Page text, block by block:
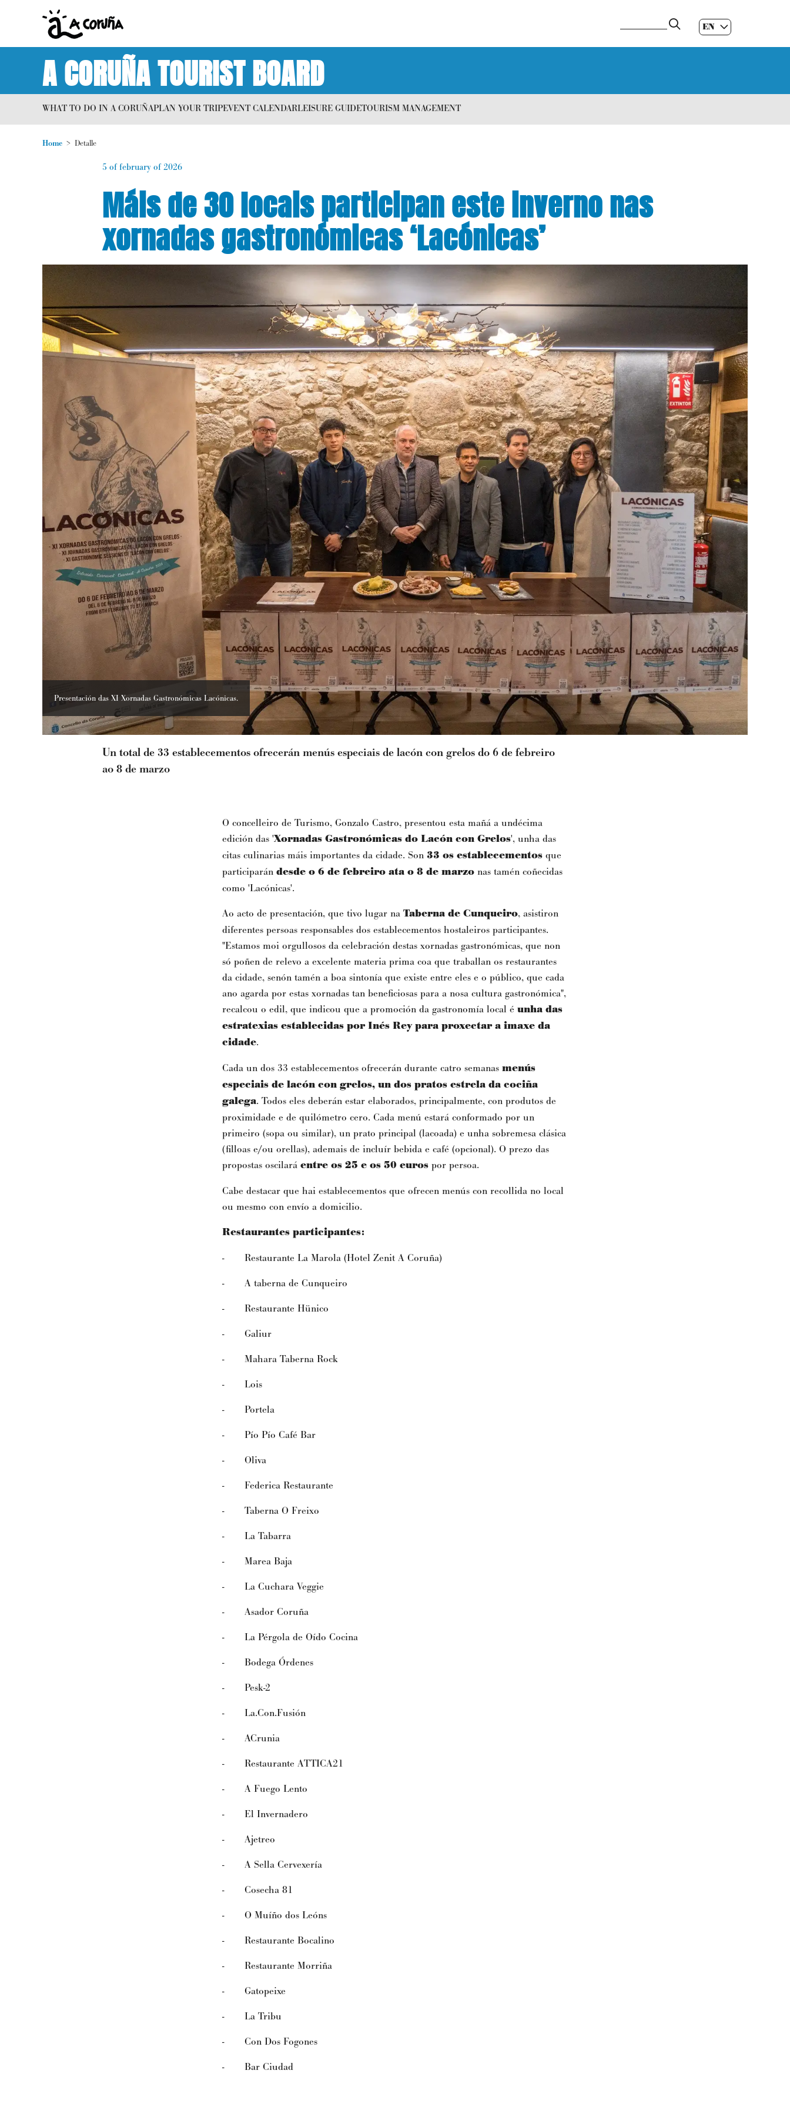
EN
ES|
GL|
A CORUÑA TOURIST BOARD
WHAT TO DO IN A CORUÑAPLAN YOUR TRIPEVENT CALENDARLEISURE GUIDETOURISM MANAGEMENT
Home Detalle
5 of february of 2026
Máis de 30 locais participan este inverno nas
xornadas gastronómicas ‘Lacónicas’
Presentación das XI Xornadas Gastronómicas Lacónicas.
Un total de 33 establecementos ofrecerán menús especiais de lacón con grelos do 6 de febreiro
ao 8 de marzo
O concelleiro de Turismo, Gonzalo Castro, presentou esta mañá a undécima
edición das 'Xornadas Gastronómicas do Lacón con Grelos', unha das
citas culinarias máis importantes da cidade. Son 33 os establecementos que
participarán desde o 6 de febreiro ata o 8 de marzo nas tamén coñecidas
como 'Lacónicas'.
Ao acto de presentación, que tivo lugar na Taberna de Cunqueiro, asistiron
diferentes persoas responsables dos establecementos hostaleiros participantes.
"Estamos moi orgullosos da celebración destas xornadas gastronómicas, que non
só poñen de relevo a excelente materia prima coa que traballan os restaurantes
da cidade, senón tamén a boa sintonía que existe entre eles e o público, que cada
ano agarda por estas xornadas tan beneficiosas para a nosa cultura gastronómica",
recalcou o edil, que indicou que a promoción da gastronomía local é unha das
estratexias establecidas por Inés Rey para proxectar a imaxe da
cidade.
Cada un dos 33 establecementos ofrecerán durante catro semanas menús
especiais de lacón con grelos, un dos pratos estrela da cociña
galega. Todos eles deberán estar elaborados, principalmente, con produtos de
proximidade e de quilómetro cero. Cada menú estará conformado por un
primeiro (sopa ou similar), un prato principal (lacoada) e unha sobremesa clásica
(filloas e/ou orellas), ademais de incluír bebida e café (opcional). O prezo das
propostas oscilará entre os 25 e os 50 euros por persoa.
Cabe destacar que hai establecementos que ofrecen menús con recollida no local
ou mesmo con envío a domicilio.
Restaurantes participantes:
- Restaurante La Marola (Hotel Zenit A Coruña)
- A taberna de Cunqueiro
- Restaurante Hünico
- Galiur
- Mahara Taberna Rock
- Lois
- Portela
- Pío Pío Café Bar
- Oliva
- Federica Restaurante
- Taberna O Freixo
- La Tabarra
- Marea Baja
- La Cuchara Veggie
- Asador Coruña
- La Pérgola de Oído Cocina
- Bodega Órdenes
- Pesk-2
- La.Con.Fusión
- ACrunia
- Restaurante ATTICA21
- A Fuego Lento
- El Invernadero
- Ajetreo
- A Sella Cervexería
- Cosecha 81
- O Muíño dos Leóns
- Restaurante Bocalino
- Restaurante Morriña
- Gatopeixe
- La Tribu
- Con Dos Fogones
- Bar Ciudad